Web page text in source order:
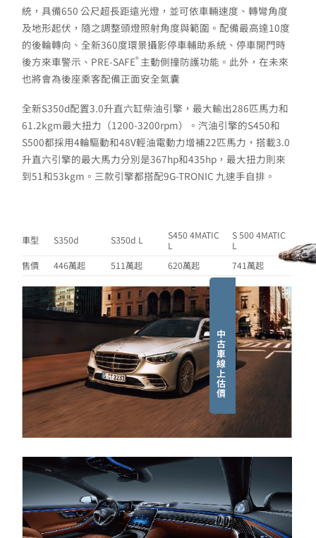
中
古
車
線
上
估
價
統，具備650 公尺超長距遠光燈，並可依車輛速度、轉彎角度
及地形起伏，隨之調整頭燈照射角度與範圍。配備最高達10度
的後輪轉向、全新360度環景攝影停車輔助系統、停車開門時
後方來車警示、PRE-SAFE® 主動側撞防護功能。此外，在未來
也將會為後座乘客配備正面安全氣囊
全新S350d配置3.0升直六缸柴油引擎，最大輸出286匹馬力和
61.2kgm最大扭力（1200-3200rpm）。汽油引擎的S450和
S500都採用4輪驅動和48V輕油電動力增補22匹馬力，搭載3.0
升直六引擎的最大馬力分別是367hp和435hp，最大扭力則來
到51和53kgm。三款引擎都搭配9G-TRONIC 九速手自排。
車型 S350d S350d L
S450 4MATIC
L
S 500 4MATIC
L
售價
446萬起 511萬起 620萬起 741萬起